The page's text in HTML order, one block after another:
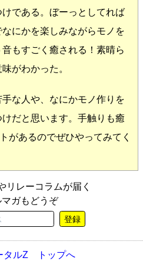
である。ぼーっとしてれば
にかを楽しみながらモノを
もすごく癒される！素晴ら
がわかった。
な人や、なにかモノ作りを
だと思います。手触りも癒
があるのでぜひやってみてく
リレーコラムが届く
ガもどうぞ
登録
タルZ トップへ